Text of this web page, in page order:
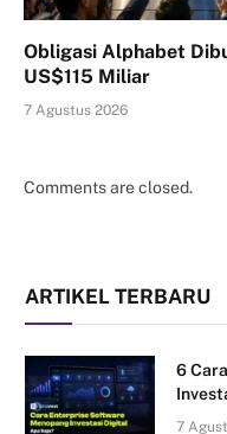
Obligasi Alphabet
US$115 Miliar
7 Agustus 2026
Comments are closed.
ARTIKEL TERBARU
6
7